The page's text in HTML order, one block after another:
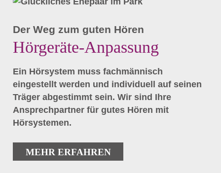
Der Weg zum guten Hören
Hörgeräte-Anpassung
Ein Hörsystem muss fachmännisch
eingestellt werden und individuell auf seinen
Träger abgestimmt sein. Wir sind Ihre
Ansprechpartner für gutes Hören mit
Hörsystemen.
MEHR ERFAHREN